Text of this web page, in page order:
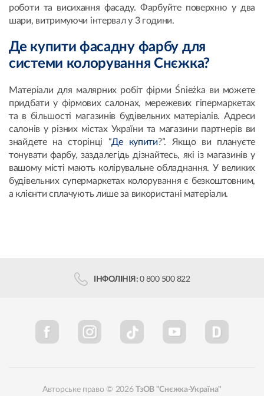
роботи та висихання фасаду. Фарбуйте поверхню у два
шари, витримуючи інтервал у 3 години.
Де купити фасадну фарбу для
системи колорування Снєжка?
Матеріали для малярних робіт фірми Śnieżka ви можете
придбати у фірмових салонах, мережевих гіпермаркетах
та в більшості магазинів будівельних матеріалів. Адреси
салонів у різних містах України та магазини партнерів ви
знайдете на сторінці “Де купити?”. Якщо ви плануєте
тонувати фарбу, заздалегідь дізнайтесь, які із магазинів у
вашому місті мають колірувальне обладнання. У великих
будівельних супермаркетах колорування є безкоштовним,
а клієнти сплачують лише за використані матеріали.
ІНФОЛІНІЯ: 0 800 500 822
Авторське право © 2026ТзОВ "Снєжка-Україна"